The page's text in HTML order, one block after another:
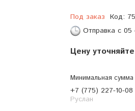
Под заказ Код:
Отправка с 05
Цену уточняйте
Минимальная
+7 (775) 227-10-08
Руслан